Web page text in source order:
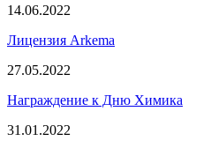
14.06.2022
Лицензия Arkema
27.05.2022
Награждение к Дню Химика
31.01.2022